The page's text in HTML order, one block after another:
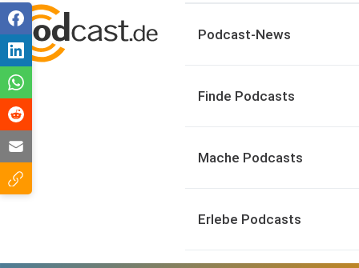
Podcast-News
Finde Podcasts
Mache Podcasts
Erlebe Podcasts